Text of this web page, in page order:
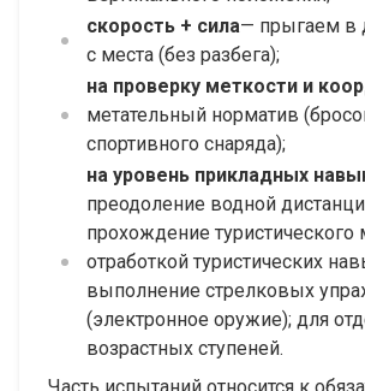
скорость + сила— прыгаем в
с места (без разбега);
на проверку меткости и
метательный норматив
спортивного снаряда);
на уровень прикладных
преодоление водной
прохождение туристического
отработкой туристических
выполнение стрелковых
(электронное оружие); для
возрастных ступеней.